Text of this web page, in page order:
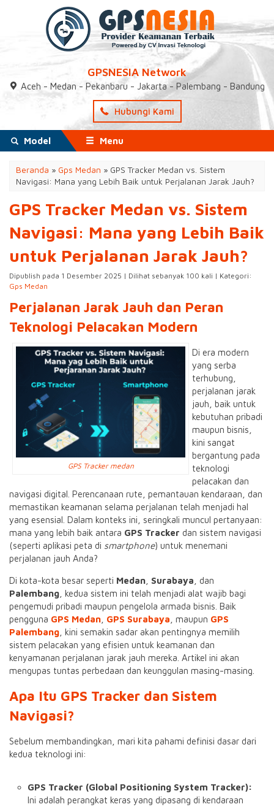
GPSNESIA Network
Aceh - Medan - Pekanbaru - Jakarta - Palembang - Bandung
Hubungi Kami
Model Menu
Beranda » Gps Medan » GPS Tracker Medan vs. Sistem
Navigasi: Mana yang Lebih Baik untuk Perjalanan Jarak Jauh?
GPS Tracker Medan vs. Sistem
Navigasi: Mana yang Lebih Baik
untuk Perjalanan Jarak Jauh?
Dipublish pada 1 Desember 2025 | Dilihat sebanyak 100 kali | Kategori:
Gps Medan
Perjalanan Jarak Jauh dan Peran
Teknologi Pelacakan Modern
GPS Tracker medan
Di era modern
yang serba
terhubung,
perjalanan jarak
jauh, baik untuk
kebutuhan pribadi
maupun bisnis,
kini sangat
bergantung pada
teknologi
pelacakan dan
navigasi digital. Perencanaan rute, pemantauan kendaraan, dan
memastikan keamanan selama perjalanan telah menjadi hal
yang esensial. Dalam konteks ini, seringkali muncul pertanyaan:
mana yang lebih baik antara GPS Tracker dan sistem navigasi
(seperti aplikasi peta di smartphone) untuk menemani
perjalanan jauh Anda?
Di kota-kota besar seperti Medan Surabaya , dan
Palembang , kedua sistem ini telah menjadi alat wajib bagi
pengemudi pribadi maupun pengelola armada bisnis. Baik
pengguna GPS Medan GPS Surabaya , maupun GPS
Palembang , kini semakin sadar akan pentingnya memilih
sistem pelacakan yang efisien untuk keamanan dan
kenyamanan perjalanan jarak jauh mereka. Artikel ini akan
mengupas tuntas perbedaan dan keunggulan masing-masing.
Apa Itu GPS Tracker dan Sistem
Navigasi?
Sebelum membandingkan, mari kita pahami definisi dasar dari
kedua teknologi ini:
GPS Tracker (Global Positioning System Tracker):
Ini adalah perangkat keras yang dipasang di kendaraan